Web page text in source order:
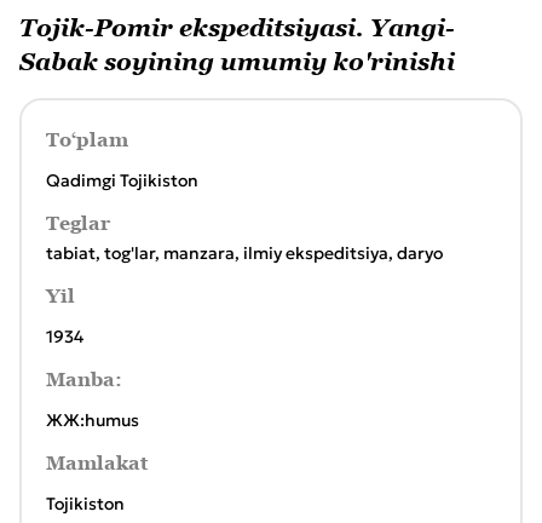
Tojik-Pomir ekspeditsiyasi. Yangi-
Sabak soyining umumiy ko'rinishi
To‘plam
Qadimgi Tojikiston
Teglar
tabiat, tog'lar, manzara, ilmiy ekspeditsiya, daryo
Yil
1934
Manba:
ЖЖ:humus
Mamlakat
Tojikiston